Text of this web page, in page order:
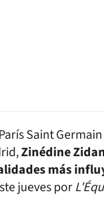
Saint Germain
Zinédine
más
jueves por